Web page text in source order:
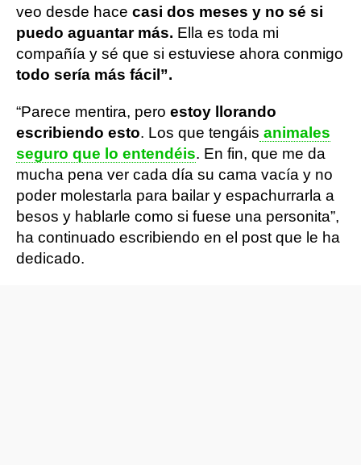
veo desde hace casi dos meses y no sé si
puedo aguantar más. Ella es toda mi
compañía y sé que si estuviese ahora conmigo
todo sería más fácil”.
“Parece mentira, pero estoy llorando
escribiendo esto. Los que tengáis animales
seguro que lo entendéis. En fin, que me da
mucha pena ver cada día su cama vacía y no
poder molestarla para bailar y espachurrarla a
besos y hablarle como si fuese una personita”,
ha continuado escribiendo en el post que le ha
dedicado.